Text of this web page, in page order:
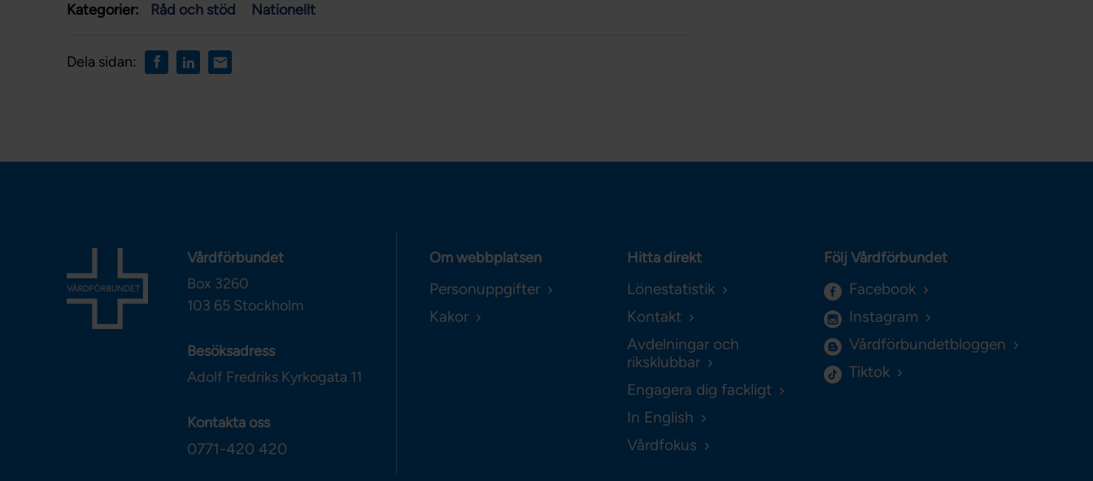
Kategorier:
Råd och stöd Nationellt
Dela sidan:
Vårdförbundet
Box 3260
103 65 Stockholm
Besöksadress
Adolf Fredriks Kyrkogata 11
Kontakta oss
0771-420 420
Om webbplatsen
Personuppgifter
Kakor
Hitta direkt
Lönestatistik
Kontakt
Avdelningar och
riksklubbar
Engagera dig fackligt
In English
Vårdfokus
Följ Vårdförbundet
Facebook
Instagram
Vårdförbundetbloggen
Tiktok